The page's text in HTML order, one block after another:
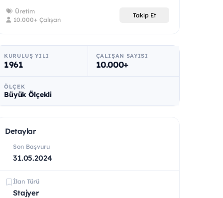
Üretim
10.000+ Çalışan
Takip Et
KURULUŞ YILI
1961
ÇALIŞAN SAYISI
10.000+
ÖLÇEK
Büyük Ölçekli
Detaylar
Son Başvuru
31.05.2024
İlan Türü
Stajyer